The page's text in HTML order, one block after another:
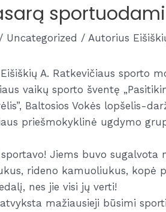
sportuodami
/ Uncategorized / Autorius
A. Ratkevičiaus sporto
vaikų sporto šventę
Baltosios Vokės lopšelis-
priešmokyklinė ugdymo
Jiems buvo
rideno kamuoliukus, kopė
nes jie visi jų verti!
mažiausieji būsimi